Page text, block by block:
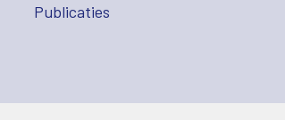
Publicaties